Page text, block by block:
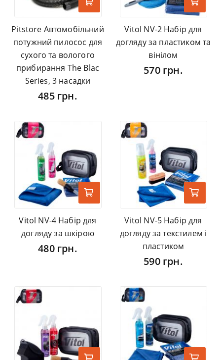
Pitstore Автомобільний
потужний пилосос для
сухого та вологого
прибирання The Blac
Series, 3 насадки
485 грн.
Vitol NV-2 Набір для
догляду за пластиком та
вінілом
570 грн.
Vitol NV-4 Набір для
догляду за шкірою
480 грн.
Vitol NV-5 Набір для
догляду за текстилем і
пластиком
590 грн.